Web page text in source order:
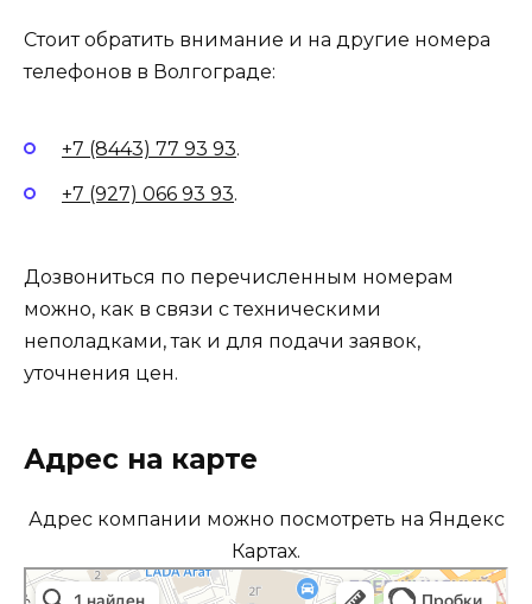
Стоит обратить внимание и на другие номера
телефонов в Волгограде:
+7 (8443) 77 93 93.
+7 (927) 066 93 93.
Дозвониться по перечисленным номерам
можно, как в связи с техническими
неполадками, так и для подачи заявок,
уточнения цен.
Адрес на карте
Адрес компании можно посмотреть на Яндекс
Картах.